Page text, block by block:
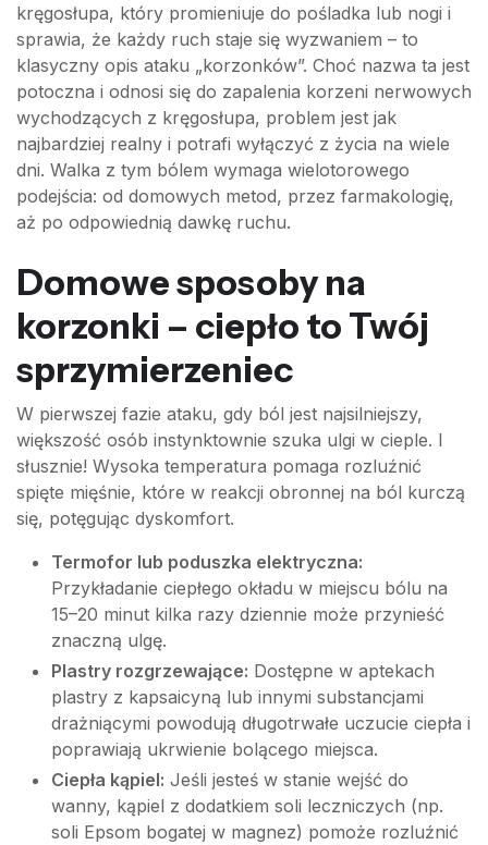
kręgosłupa, który promieniuje do pośladka lub nogi i
sprawia, że każdy ruch staje się wyzwaniem – to
klasyczny opis ataku „korzonków”. Choć nazwa ta jest
potoczna i odnosi się do zapalenia korzeni nerwowych
wychodzących z kręgosłupa, problem jest jak
najbardziej realny i potrafi wyłączyć z życia na wiele
dni. Walka z tym bólem wymaga wielotorowego
podejścia: od domowych metod, przez farmakologię,
aż po odpowiednią dawkę ruchu.
Domowe sposoby na
korzonki – ciepło to Twój
sprzymierzeniec
W pierwszej fazie ataku, gdy ból jest najsilniejszy,
większość osób instynktownie szuka ulgi w cieple. I
słusznie! Wysoka temperatura pomaga rozluźnić
spięte mięśnie, które w reakcji obronnej na ból kurczą
się, potęgując dyskomfort.
Termofor lub poduszka elektryczna:
Przykładanie ciepłego okładu w miejscu bólu na
15–20 minut kilka razy dziennie może przynieść
znaczną ulgę.
Plastry rozgrzewające: Dostępne w aptekach
plastry z kapsaicyną lub innymi substancjami
drażniącymi powodują długotrwałe uczucie ciepła i
poprawiają ukrwienie bolącego miejsca.
Ciepła kąpiel: Jeśli jesteś w stanie wejść do
wanny, kąpiel z dodatkiem soli leczniczych (np.
soli Epsom bogatej w magnez) pomoże rozluźnić